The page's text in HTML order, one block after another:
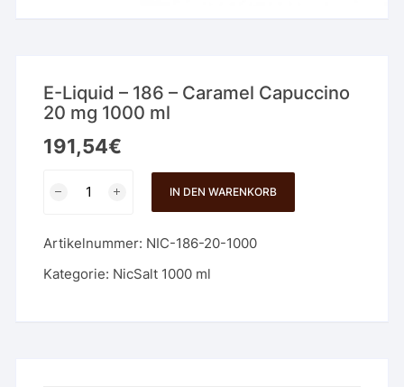
E-Liquid – 186 – Caramel Capuccino
20 mg 1000 ml
191,54€
186
-
Caramel
IN DEN WARENKORB
Artikelnummer: NIC-186-20-1000
Kategorie: NicSalt 1000 ml